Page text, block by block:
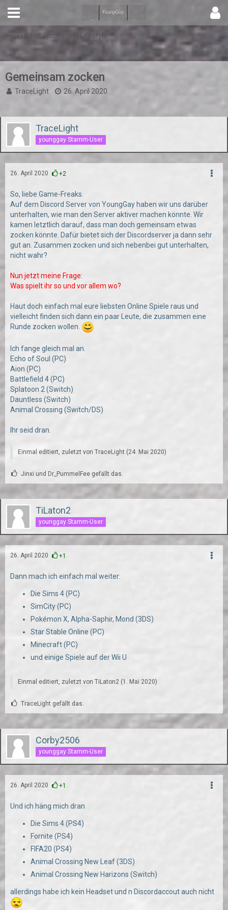
Freizeit, Hobby und Lifestyle
Gemeinsam zocken
TraceLight 26. April 2020
TraceLight
younggay Stamm-User
26. April 2020 +2
So, liebe Game-Freaks.
Auf dem Discord Server von YoungGay haben wir uns darüber
unterhalten, wie man den Server aktiver machen könnte. Wir
kamen letztlich darauf, dass man doch gemeinsam etwas
zocken könnte. Dafür bietet sich der Discordserver ja dann sehr
gut an. Zusammen zocken und sich nebenbei gut unterhalten,
nicht wahr?
Nun jetzt meine Frage:
Was spielt ihr so und vor allem wo?
Haut doch einfach mal eure liebsten Online Spiele raus und
vielleicht finden sich dann ein paar Leute, die zusammen eine
Runde zocken wollen.
Ich fange gleich mal an.
Echo of Soul (PC)
Aion (PC)
Battlefield 4 (PC)
Splatoon 2 (Switch)
Dauntless (Switch)
Animal Crossing (Switch/DS)
Ihr seid dran.
Einmal editiert, zuletzt von TraceLight (24. Mai 2020)
Jinxi und Dr_PummelFee gefällt das.
TiLaton2
younggay Stamm-User
26. April 2020 +1
Dann mach ich einfach mal weiter:
Die Sims 4 (PC)
SimCity (PC)
Pokémon X, Alpha-Saphir, Mond (3DS)
Star Stable Online (PC)
Minecraft (PC)
und einige Spiele auf der Wii U
Einmal editiert, zuletzt von TiLaton2 (1. Mai 2020)
TraceLight gefällt das.
Corby2506
younggay Stamm-User
26. April 2020 +1
Und ich häng mich dran
Die Sims 4 (PS4)
Fornite (PS4)
FIFA20 (PS4)
Animal Crossing New Leaf (3DS)
Animal Crossing New Harizons (Switch)
allerdings habe ich kein Headset und n Discordaccout auch nicht